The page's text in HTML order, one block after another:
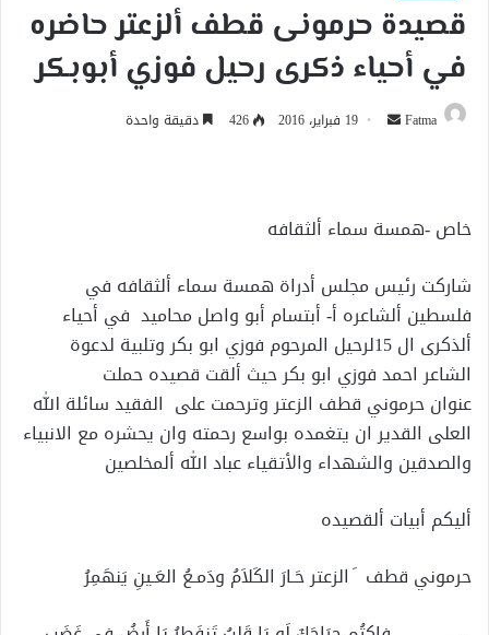
قصيدة حرمونى قطف ألزعتر حاضره
في أحياء ذكرى رحيل فوزي أبوبكر
Fatma
أرسل 19 فبراير، 2016 426 دقيقة واحدة
خاص -همسة سماء ألثقافه
شاركت رئيس مجلس أدراة همسة سماء ألثقافه في
فلسطين ألشاعره أ- أبتسام أبو واصل محاميد في أحياء
ألذكرى ال 15لرحيل المرحوم فوزي ابو بكر وتلبية لدعوة
الشاعر احمد فوزي ابو بكر حيث ألقت قصيده حملت
عنوان حرموني قطف الزعتر وترحمت على الفقيد سائلة الله
العلى القدير ان يتغمده بواسع رحمته وان يحشره مع الانبياء
والصدقين والشهداء والأتقياء عباد الله ألمخلصين
أليكم أبيات ألقصيده
حرموني قطف َ الزعتر حَـارَ الكَلاَمُ ودَمـعُ العَـينِ يَنهَمِرُ